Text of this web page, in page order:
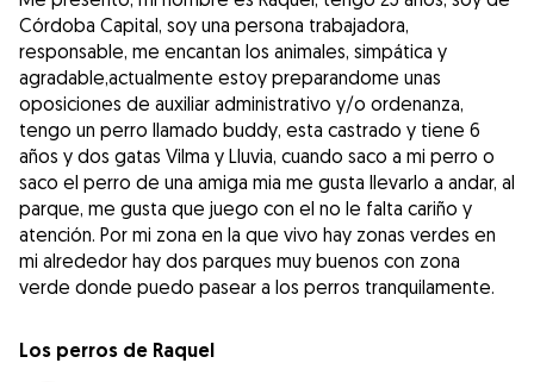
Córdoba Capital, soy una persona trabajadora,
responsable, me encantan los animales, simpática y
agradable,actualmente estoy preparandome unas
oposiciones de auxiliar administrativo y/o ordenanza,
tengo un perro llamado buddy, esta castrado y tiene 6
años y dos gatas Vilma y Lluvia, cuando saco a mi perro o
saco el perro de una amiga mia me gusta llevarlo a andar, al
parque, me gusta que juego con el no le falta cariño y
atención. Por mi zona en la que vivo hay zonas verdes en
mi alrededor hay dos parques muy buenos con zona
verde donde puedo pasear a los perros tranquilamente.
Los perros de Raquel